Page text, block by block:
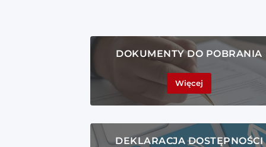
DOKUMENTY DO POBRANIA
Więcej
DEKLARACJA DOSTĘPNOŚCI